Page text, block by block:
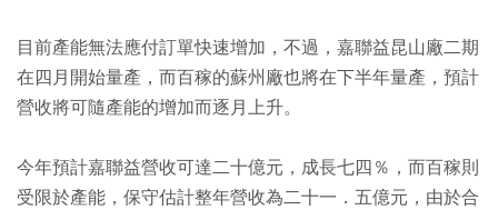
目前產能無法應付訂單快速增加，不過，嘉聯益昆山廠二期
在四月開始量產，而百稼的蘇州廠也將在下半年量產，預計
營收將可隨產能的增加而逐月上升。
今年預計嘉聯益營收可達二十億元，成長七四％，而百稼則
受限於產能，保守估計整年營收為二十一．五億元，由於合